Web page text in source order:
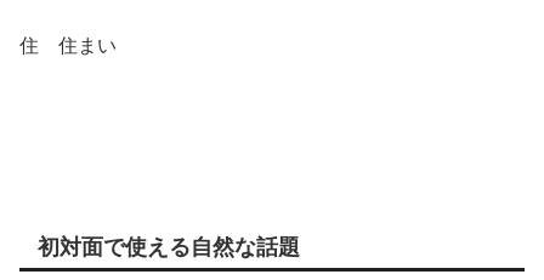
住 住まい
初対面で使える自然な話題